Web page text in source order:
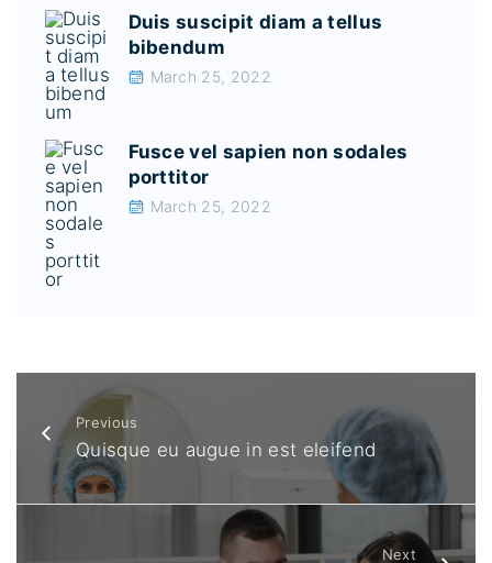
Duis suscipit diam a tellus
bibendum
March 25, 2022
Fusce vel sapien non sodales
porttitor
March 25, 2022
Previous
Quisque eu augue in est eleifend
Next